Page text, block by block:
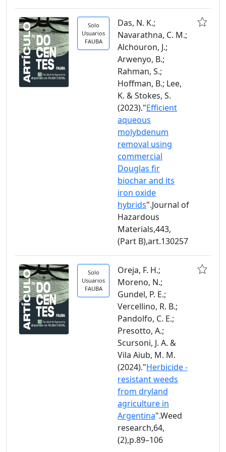
Solo
Usuarios
FAUBA
Das, N. K.;
Navarathna, C. M.;
Alchouron, J.;
Arwenyo, B.;
Rahman, S.;
Hoffman, B.; Lee,
K. & Stokes, S.
(2023)."Efficient
aqueous
molybdenum
removal using
commercial
Douglas fir
biochar and its
iron oxide
hybrids".Journal of
Hazardous
Materials,443,
(Part B),art.130257
Solo
Usuarios
FAUBA
Oreja, F. H.;
Moreno, N.;
Gundel, P. E.;
Vercellino, R. B.;
Pandolfo, C. E.;
Presotto, A.;
Scursoni, J. A. &
Vila Aiub, M. M.
(2024)."Herbicide -
resistant weeds
from dryland
agriculture in
Argentina".Weed
research,64,
(2),p.89–106